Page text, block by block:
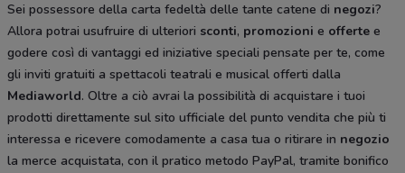
Sei possessore della carta fedeltà delle tante catene di negozi?
Allora potrai usufruire di ulteriori sconti, promozioni e offerte e
godere così di vantaggi ed iniziative speciali pensate per te, come
gli inviti gratuiti a spettacoli teatrali e musical offerti dalla
Mediaworld. Oltre a ciò avrai la possibilità di acquistare i tuoi
prodotti direttamente sul sito ufficiale del punto vendita che più ti
interessa e ricevere comodamente a casa tua o ritirare in negozio
la merce acquistata, con il pratico metodo PayPal, tramite bonifico